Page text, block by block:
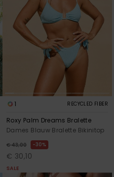
1 RECYCLED FIBER
Roxy Palm Dreams Bralette
Dames Blauw Bralette Bikinitop
€ 43,00 30%
€ 30,10
SALE